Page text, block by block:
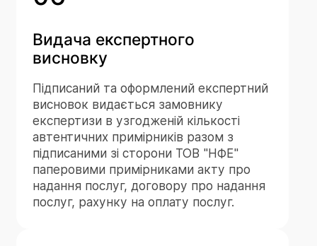
Видача експертного
висновку
Підписаний та оформлений експертний
висновок видається замовнику
експертизи в узгодженій кількості
автентичних примірників разом з
підписаними зі сторони ТОВ "НФЕ"
паперовими примірниками акту про
надання послуг, договору про надання
послуг, рахунку на оплату послуг.